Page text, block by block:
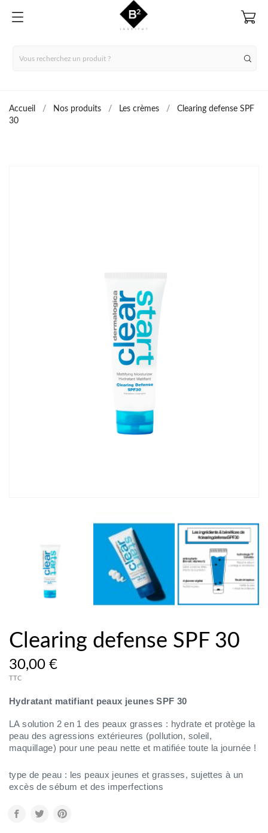
Accueil Nos produits Les crèmes
Clearing defense SPF
30
Clearing defense SPF 30
30,00 €
TTC
Hydratant matifiant peaux jeunes SPF 30
LA solution 2 en 1 des peaux grasses : hydrate et protège la
peau des agressions extérieures (pollution, soleil,
maquillage) pour une peau nette et matifiée toute la journée !
type de peau : les peaux jeunes et grasses, sujettes à un
excès de sébum et des imperfections